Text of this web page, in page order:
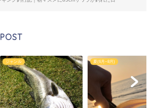
ジャンル 夏(6月~8月)